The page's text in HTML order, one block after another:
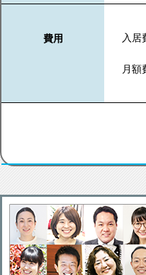
費用 入居
月額